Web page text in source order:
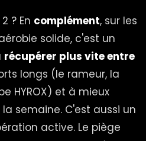
? En complément, sur les
solide, c'est un
récupérer plus vite entre
longs (le rameur, la
HYROX) et à mieux
semaine. C'est aussi un
active. Le piège